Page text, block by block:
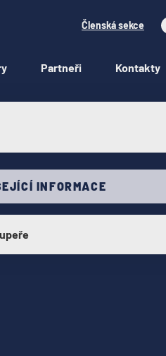
Členská sekce
Partneři Kontakty
INFORMACE